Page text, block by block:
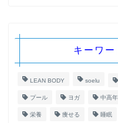
キーワー
LEAN BODY soelu
プール ヨガ 中高年
栄養 痩せる 睡眠